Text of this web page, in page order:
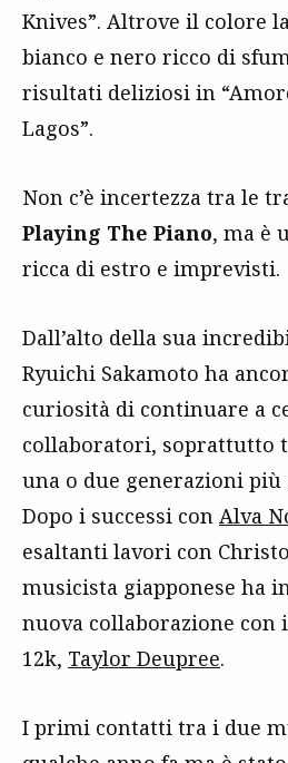
Knives”. Altrove il colore
bianco e nero ricco di
risultati deliziosi in
Lagos”.
Non c’è incertezza tra le
Playing The Piano, ma è
ricca di estro e imprevisti.
Dall’alto della sua
Ryuichi Sakamoto ha
curiosità di continuare a
collaboratori, soprattutto
una o due generazioni
Dopo i successi con Alva
esaltanti lavori con
musicista giapponese ha
nuova collaborazione
12k, Taylor Deupree.
I primi contatti tra i due